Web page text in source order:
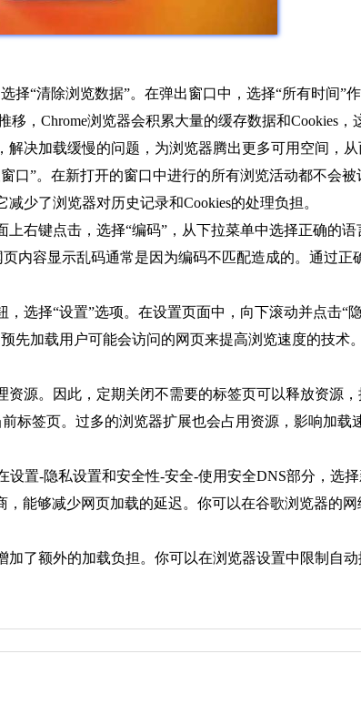
择“清除浏览数据”。在弹出窗口中，选择“所有时间”
，Chrome浏览器会积累大量的缓存数据和Cookies
决加载缓慢的问题，为浏览器腾出更多可用空间，从
口”。在新打开的窗口中进行的所有浏览活动都不会
少了浏览器对历史记录和Cookies的处理负担。
右键点击，选择“编码”，从下拉菜单中选择正确的
内容显示乱码通常是因为编码不匹配造成的。通过
选择“设置”选项。在设置页面中，向下滚动并点击“
先加载用户可能会访问的网页来提高浏览速度的技术
源。因此，定期关闭不需要的标签页可以释放资源
标签页。过多的浏览器扩展也会占用资源，影响加
置-隐私设置和安全性-安全-使用安全DNS部分，选
能够减少网页加载的延迟。你可以在谷歌浏览器的
了额外的加载负担。你可以在浏览器设置中限制自